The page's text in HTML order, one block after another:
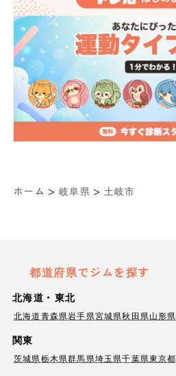
ホーム > 岐阜県 > 土岐市
都道府県でジムを探す
北海道・東北
北海道青森県岩手県宮城県秋田県山形県
関東
茨城県栃木県群馬県埼玉県千葉県東京都